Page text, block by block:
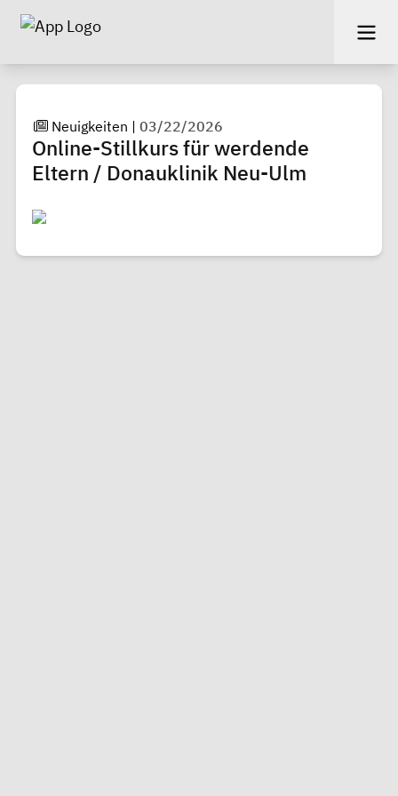
Neuigkeiten |03/22/2026
Online-Stillkurs für werdende
Eltern / Donauklinik Neu-Ulm